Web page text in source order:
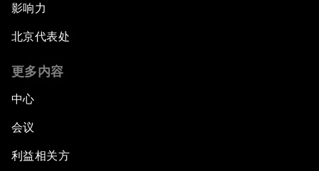
影响力
北京代表处
更多内容
中心
会议
利益相关方